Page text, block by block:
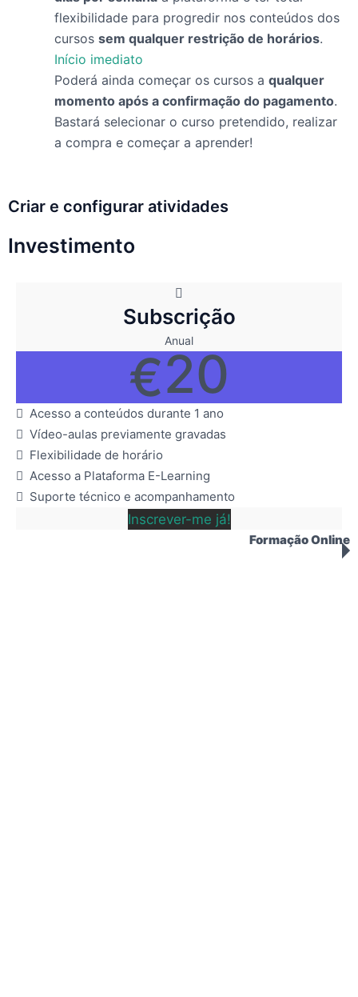
flexibilidade para progredir nos conteúdos dos
cursos sem qualquer restrição de horários.
Início imediato
Poderá ainda começar os cursos a qualquer
momento após a confirmação do pagamento.
Bastará selecionar o curso pretendido, realizar
a compra e começar a aprender!
Criar e configurar atividades
Investimento
Subscrição
Anual
€20
Acesso a conteúdos durante 1 ano
Vídeo-aulas previamente gravadas
Flexibilidade de horário
Acesso a Plataforma E-Learning
Suporte técnico e acompanhamento
Inscrever-me já!
Formação Online